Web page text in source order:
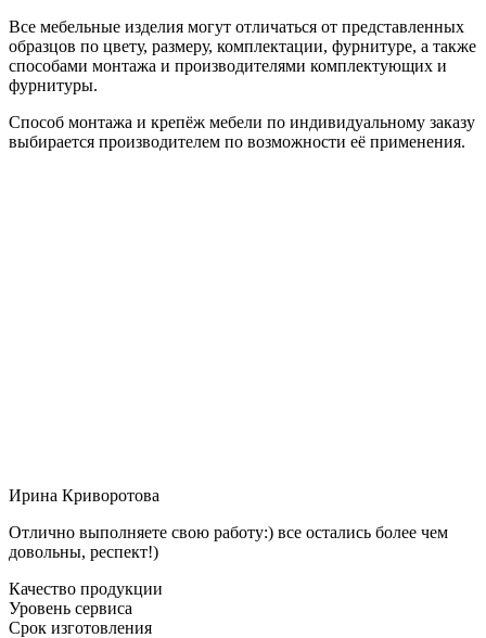
Все мебельные изделия могут отличаться от представленных
образцов по цвету, размеру, комплектации, фурнитуре, а также
способами монтажа и производителями комплектующих и
фурнитуры.
Способ монтажа и крепёж мебели по индивидуальному заказу
выбирается производителем по возможности её применения.
Ирина Криворотова
Отлично выполняете свою работу:) все остались более чем
довольны, респект!)
Качество продукции
Уровень сервиса
Срок изготовления